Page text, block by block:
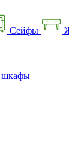
Сейфы
шкафы